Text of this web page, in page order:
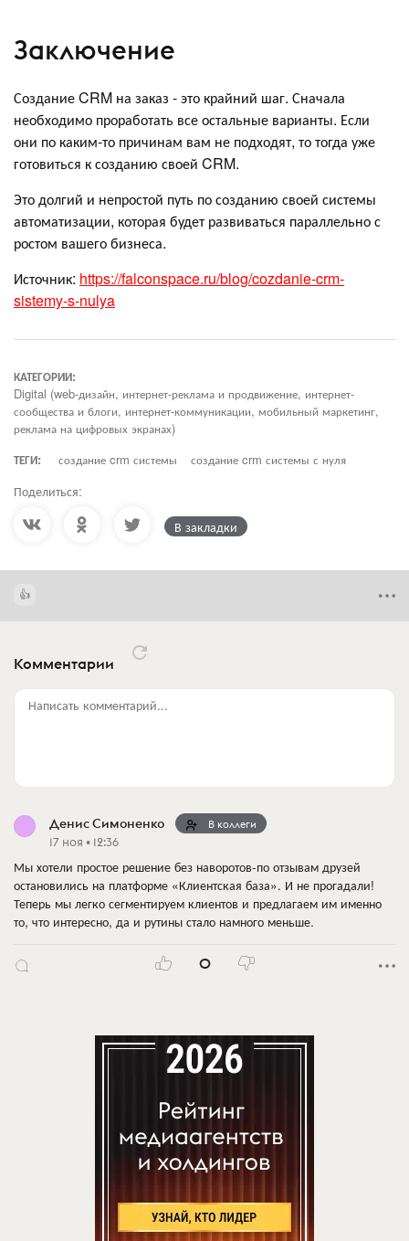
Заключение
Создание CRM на заказ - это крайний шаг. Сначала
необходимо проработать все остальные варианты. Если
они по каким-то причинам вам не подходят, то тогда уже
готовиться к созданию своей CRM.
Это долгий и непростой путь по созданию своей системы
автоматизации, которая будет развиваться параллельно с
ростом вашего бизнеса.
Источник: https://falconspace.ru/blog/cozdanie-crm-
sistemy-s-nulya
КАТЕГОРИИ:
Digital (web-дизайн, интернет-реклама и продвижение, интернет-
сообщества и блоги, интернет-коммуникации, мобильный маркетинг,
реклама на цифровых экранах)
ТЕГИ:
создание crm системы создание crm системы с нуля
Поделиться:
В закладки
Комментарии
Написать комментарий...
Денис Симоненко В коллеги
17 ноя • 12:36
Мы хотели простое решение без наворотов-по отзывам друзей
остановились на платформе «Клиентская база». И не прогадали!
Теперь мы легко сегментируем клиентов и предлагаем им именно
то, что интересно, да и рутины стало намного меньше.
0